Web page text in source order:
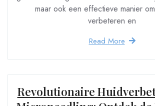
maar ook een effectieve manier
verbeteren en
Read More
Revolutionaire